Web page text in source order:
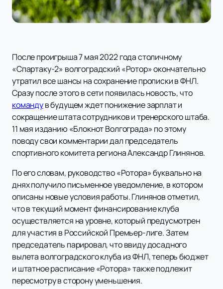
После проигрыша 7 мая 2022 года столичному
«Спартаку-2» волгоградский «Ротор» окончательно
утратил все шансы на сохранение прописки в ФНЛ.
Сразу после этого в сети появилась новость, что
командув будущем ждет понижение зарплат и
сокращение штата сотрудников и тренерского штаба.
11 мая изданию «Блокнот Волгограда» по этому
поводу свои комментарии дал председатель
спортивного комитета региона Александр Глинянов.
По его словам, руководство «Ротора» буквально на
днях получило письменное уведомление, в котором
описаны новые условия работы. Глинянов отметил,
что в текущий момент финансирование клуба
осуществляется на уровне, который предусмотрен
для участия в Российской Премьер-лиге. Затем
председатель парировал, что ввиду досадного
вылета волгоградского клуба из ФНЛ, теперь бюджет
и штатное расписание «Ротора» также подлежит
пересмотру в сторону уменьшения.